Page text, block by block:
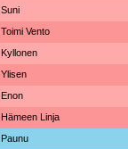
Suni
Toimi Vento
Kyllonen
Ylisen
Enon
Hämeen Linja
Paunu